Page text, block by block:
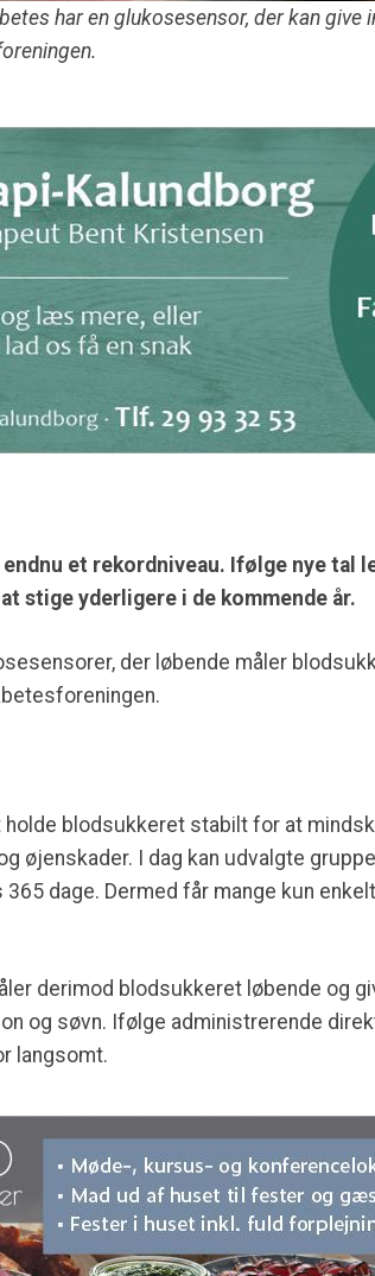
har en glukosesensor, der kan
et rekordniveau. Ifølge nye tal
stige yderligere i de kommende år.
der løbende måler
blodsukkeret stabilt for at
øjenskader. I dag kan udvalgte
dage. Dermed får mange kun
derimod blodsukkeret løbende og
og søvn. Ifølge administrerende
langsomt.